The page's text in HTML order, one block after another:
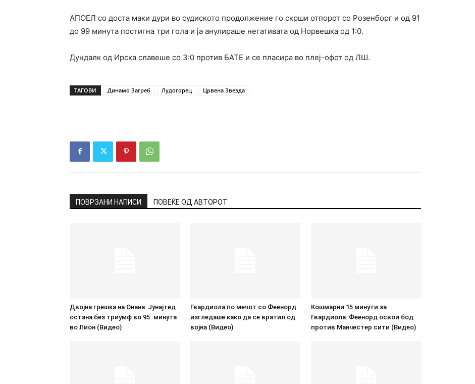
АПОЕЛ со доста маки дури во судиското продолжение го скрши отпорот со Розенборг и од 91
до 99 минута постигна три гола и ја анулираше негативата од Норвешка од 1:0.
Дундалк од Ирска славеше со 3:0 против БАТЕ и се пласира во плеј-офот од ЛШ.
ТАГОВИ Динамо Загреб Лудогорец Црвена Звезда
ПОВРЗАНИ НАПИСИ ПОВЕЌЕ ОД АВТОРОТ
Двојна грешка на Онана: Јунајтед
остана без триумф во 95. минута
во Лион (Видео)
Гвардиола по мечот со Феенорд
изгледаше како да се вратил од
војна (Видео)
Кошмарни 15 минути за
Гвардиола: Феенорд освои бод
против Манчестер сити (Видео)